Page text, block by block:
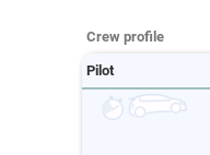
Crew profile
Pilot